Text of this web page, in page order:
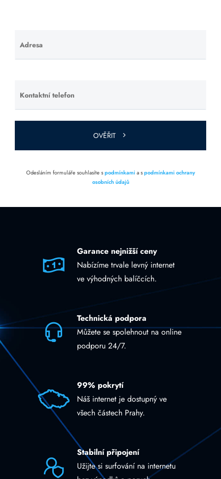
Adresa
Ponechte
toto pole
Kontaktní telefon
Ponechte
toto pole
prázdné.
OVĚŘIT
Odesláním formuláře souhlasíte spodmínkamia spodmínkami ochrany
osobních údajů
Garance nejnižší ceny
Nabízíme trvale levný internet
ve výhodných balíčcích.
Technická podpora
Můžete se spolehnout na online
podporu 24/7.
99% pokrytí
Náš internet je dostupný ve
všech částech Prahy.
Stabilní připojení
Užijte si surfování na internetu